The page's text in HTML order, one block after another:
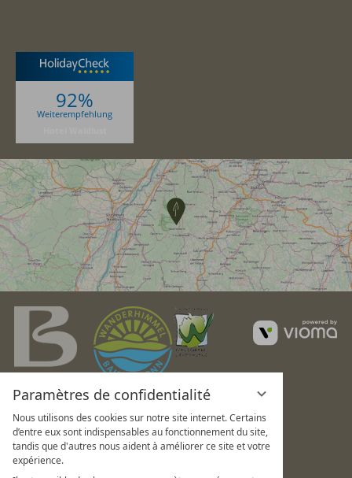
Paramètres de confidentialité
Nous utilisons des cookies sur notre site internet. Certains
d’entre eux sont indispensables au fonctionnement du site,
tandis que d'autres nous aident à améliorer ce site et votre
expérience.
92%
Weiterempfehlung